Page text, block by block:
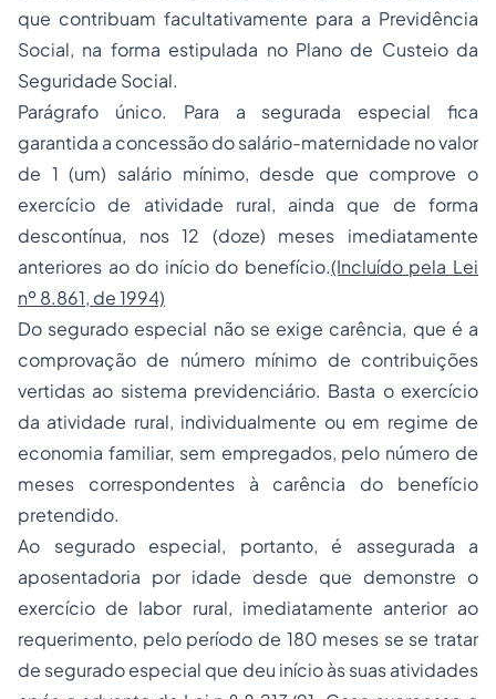
que contribuam facultativamente para a Previdência
Social, na forma estipulada no Plano de Custeio da
Seguridade Social.
Parágrafo único. Para a segurada especial fica
garantida a concessão do salário-maternidade no valor
de 1 (um) salário mínimo, desde que comprove o
exercício de atividade rural, ainda que de forma
descontínua, nos 12 (doze) meses imediatamente
anteriores ao do início do benefício.(Incluído pela Lei
nº 8.861, de 1994)
Do segurado especial não se exige carência, que é a
comprovação de número mínimo de contribuições
vertidas ao sistema previdenciário. Basta o exercício
da atividade rural, individualmente ou em regime de
economia familiar, sem empregados, pelo número de
meses correspondentesà carência do benefício
pretendido.
Ao segurado especial, portanto, é assegurada a
aposentadoria por idade desde que demonstre o
exercício de labor rural, imediatamente anterior ao
requerimento, pelo período de 180 meses se se tratar
de segurado especial que deu início às suas atividades